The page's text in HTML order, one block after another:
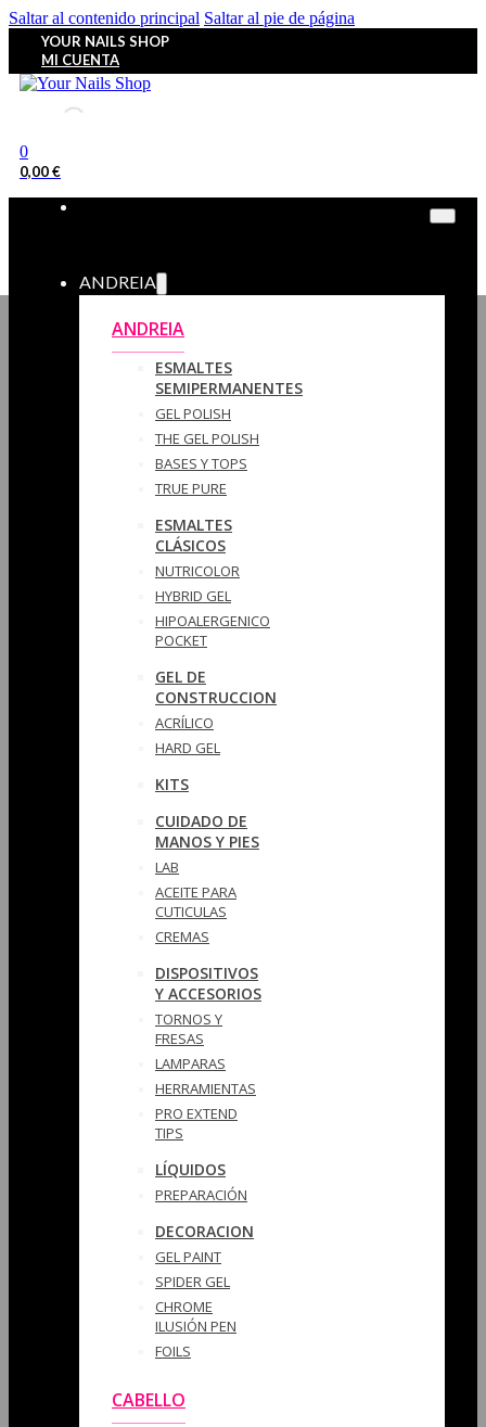
Saltar al contenido principal Saltar al pie de página
YOUR NAILS SHOP
MI CUENTA
0
0,00€
ANDREIA
ANDREIA
ESMALTES
SEMIPERMANENTES
GEL POLISH
THE GEL POLISH
BASES Y‎ TOPS
TRUE PURE
ESMALTES
CLÁSICOS
NUTRICOLOR
HYBRID GEL
HIPOALERGENICO
POCKET
GEL DE
CONSTRUCCION
ACRÍLICO
HARD GEL
KITS
CUIDADO DE
MANOS Y PIES
LAB
ACEITE PARA
CUTICULAS
CREMAS
DISPOSITIVOS
Y ACCESORIOS
TORNOS Y
FRESAS
LAMPARAS
HERRAMIENTAS
PRO EXTEND
TIPS
LÍQUIDOS
PREPARACIÓN
DECORACION
GEL PAINT
SPIDER GEL
CHROME
ILUSIÓN PEN
FOILS
CABELLO